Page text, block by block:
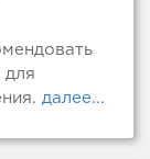
для
далее...